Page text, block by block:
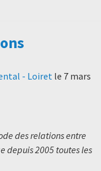
- Loiretle 7 mars
des relations entre
depuis 2005 toutes les